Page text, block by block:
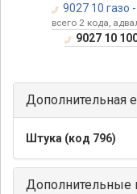
9027 10 газо
всего 2 кода,
9027 10
Дополнительная
Штука (код 796)
Дополнительные